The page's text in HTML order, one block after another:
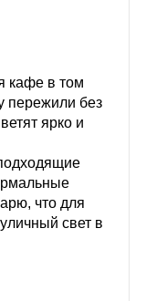
кафе в том
пережили без
ярко и
что для
свет в